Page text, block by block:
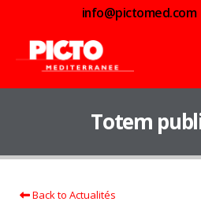
info@pictomed.com
Totem
Back to Actualités